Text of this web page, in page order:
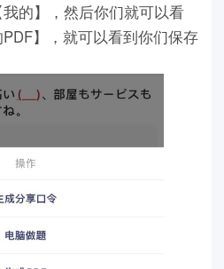
的】，然后你们就可以看
】，就可以看到你们保存